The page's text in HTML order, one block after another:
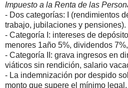
Impuesto a la Renta de las
- Dos categorías: I (rendimientos
trabajo, jubilaciones y pensiones).
- Categoría I: intereses de
menores 1año 5%, dividendos
- Categoría II: grava ingresos en
viáticos sin rendición, salario
- La indemnización por despido
monto que supere el mínimo legal.